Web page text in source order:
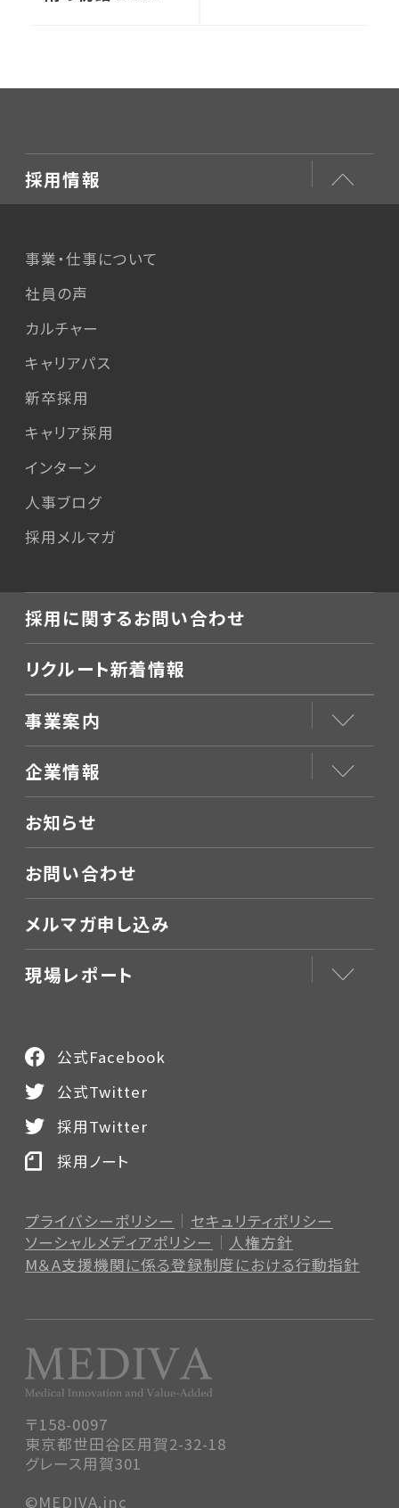
採用情報
事業・仕事について
社員の声
カルチャー
キャリアパス
新卒採用
キャリア採用
インターン
人事ブログ
採用メルマガ
採用に関するお問い合わせ
リクルート新着情報
事業案内
企業情報
お知らせ
お問い合わせ
メルマガ申し込み
現場レポート
〒158-0097
東京都世田谷区用賀2-32-18
グレース用賀301
プライバシーポリシー
セキュリティポリシー
ソーシャルメディアポリシー
人権方針
M＆A支援機関に係る登録制度における行動指針
公式Facebook
公式Twitter
採用Twitter
採用ノート
©MEDIVA.inc